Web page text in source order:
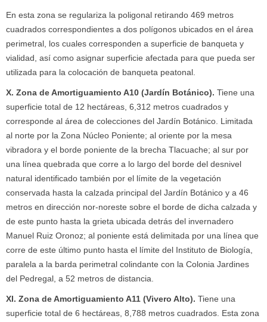
En esta zona se regulariza la poligonal retirando 469 metros
cuadrados correspondientes a dos polígonos ubicados en el área
perimetral, los cuales corresponden a superficie de banqueta y
vialidad, así como asignar superficie afectada para que pueda ser
utilizada para la colocación de banqueta peatonal.
X. Zona de Amortiguamiento A10 (Jardín Botánico). Tiene una
superficie total de 12 hectáreas, 6,312 metros cuadrados y
corresponde al área de colecciones del Jardín Botánico. Limitada
al norte por la Zona Núcleo Poniente; al oriente por la mesa
vibradora y el borde poniente de la brecha Tlacuache; al sur por
una línea quebrada que corre a lo largo del borde del desnivel
natural identificado también por el límite de la vegetación
conservada hasta la calzada principal del Jardín Botánico y a 46
metros en dirección nor-noreste sobre el borde de dicha calzada y
de este punto hasta la grieta ubicada detrás del invernadero
Manuel Ruiz Oronoz; al poniente está delimitada por una línea que
corre de este último punto hasta el límite del Instituto de Biología,
paralela a la barda perimetral colindante con la Colonia Jardines
del Pedregal, a 52 metros de distancia.
XI. Zona de Amortiguamiento A11 (Vivero Alto). Tiene una
superficie total de 6 hectáreas, 8,788 metros cuadrados. Esta zona